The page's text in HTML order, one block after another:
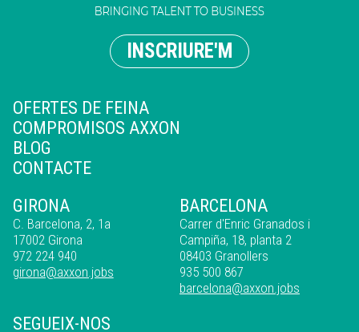
INSCRIURE'M
OFERTES DE FEINA
COMPROMISOS AXXON
BLOG
CONTACTE
GIRONA
C. Barcelona, 2, 1a
17002 Girona
972 224 940
girona@axxon.jobs
BARCELONA
Carrer d'Enric Granados i
Campiña, 18, planta 2
08403 Granollers
935 500 867
barcelona@axxon.jobs
SEGUEIX-NOS